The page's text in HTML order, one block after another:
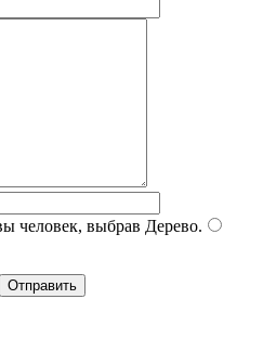
человек, выбрав Дерево.